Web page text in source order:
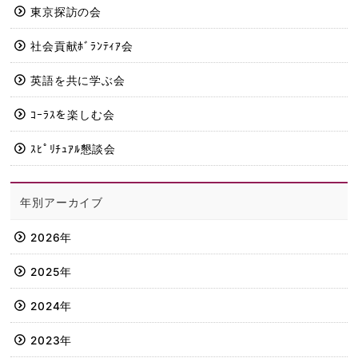
東京探訪の会
社会貢献ﾎﾞﾗﾝﾃｨｱ会
英語を共に学ぶ会
ｺｰﾗｽを楽しむ会
ｽﾋﾟﾘﾁｭｱﾙ懇談会
年別アーカイブ
2026年
2025年
2024年
2023年